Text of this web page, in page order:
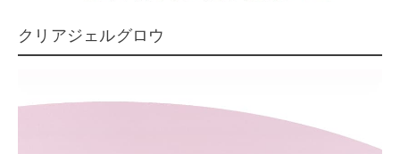
クリアジェルグロウ